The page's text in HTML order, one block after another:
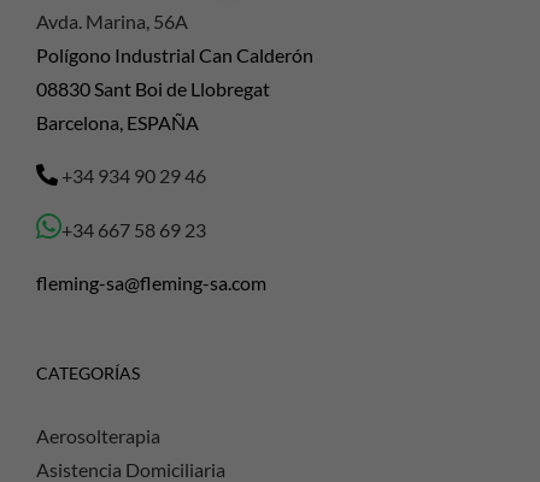
Avda. Marina, 56A
Polígono Industrial Can Calderón
08830 Sant Boi de Llobregat
Barcelona, ESPAÑA
+34 934 90 29 46
+34 667 58 69 23
fleming-sa@fleming-sa.com
CATEGORÍAS
Aerosolterapia
Asistencia Domiciliaria